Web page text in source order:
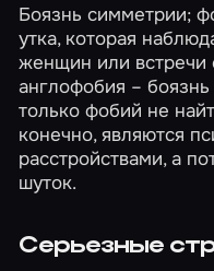
Боязнь симметрии;
утка, которая
женщин или
англофобия –
только фобий не
конечно, являются
расстройствами, а
шуток.
Серьезные